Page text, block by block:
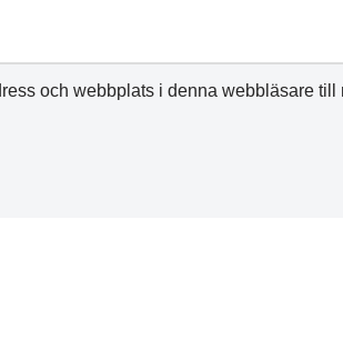
och webbplats i denna webbläsare